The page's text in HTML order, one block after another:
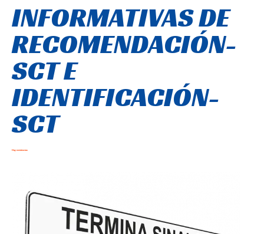
INFORMATIVAS DE
RECOMENDACIÓN-
SCT E
IDENTIFICACIÓN-
SCT
Hay existencias